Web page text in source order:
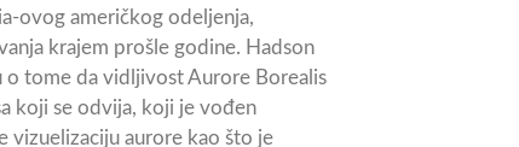
ovog američkog odeljenja,
krajem prošle godine. Hadson
o tome da vidljivost Aurore Borealis
koji se odvija, koji je vođen
vizuelizaciju aurore kao što je